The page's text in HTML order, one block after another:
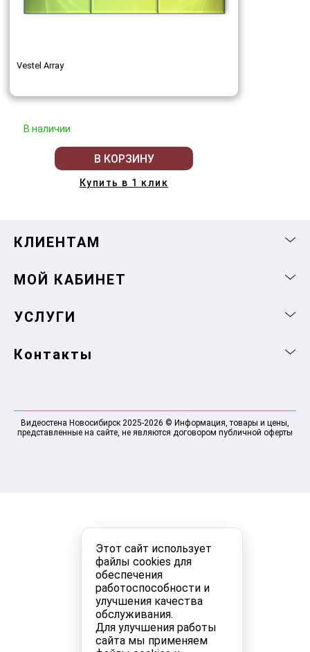
Этот сайт использует
файлы cookies для
обеспечения
работоспособности и
улучшения качества
обслуживания.
Для улучшения работы
сайта мы применяем
Vestel Array
В наличии
В КОРЗИНУ
Купить в 1 клик
КЛИЕНТАМ
МОЙ КАБИНЕТ
УСЛУГИ
Контакты
Видеостена Новосибирск 2025-2026 © Информация, товары и цены,
представленные на сайте, не являются договором публичной оферты